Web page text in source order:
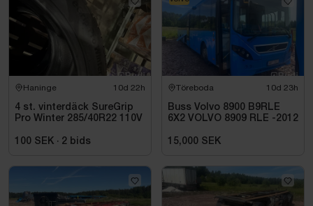
Haninge 10d 22h
4 st. vinterdäck SureGrip
Pro Winter 285/40R22 110V
100 SEK · 2 bids
Töreboda 10d 23h
Buss Volvo 8900 B9RLE
6X2 VOLVO 8909 RLE -2012
15,000 SEK